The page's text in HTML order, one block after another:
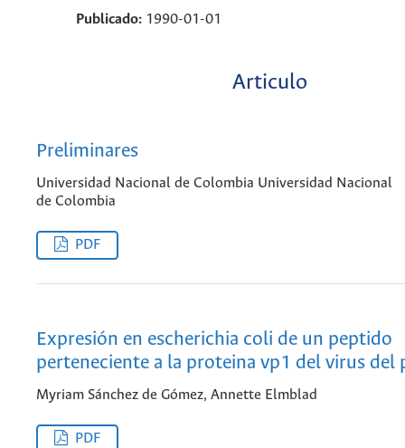
Publicado: 1990-01-01
Articulo
Preliminares
Universidad Nacional de Colombia Universidad Nacional
de Colombia
PDF
Expresión en escherichia coli de un peptido
perteneciente a la proteina vp1 del virus del
Myriam Sánchez de Gómez, Annette Elmblad
PDF